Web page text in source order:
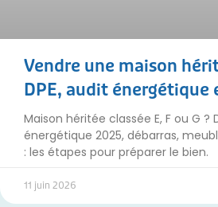
Vendre une maison
DPE, audit énergétique
Maison héritée classée E, F ou G ?
énergétique 2025, débarras,
: les étapes pour préparer le bien.
11 juin 2026